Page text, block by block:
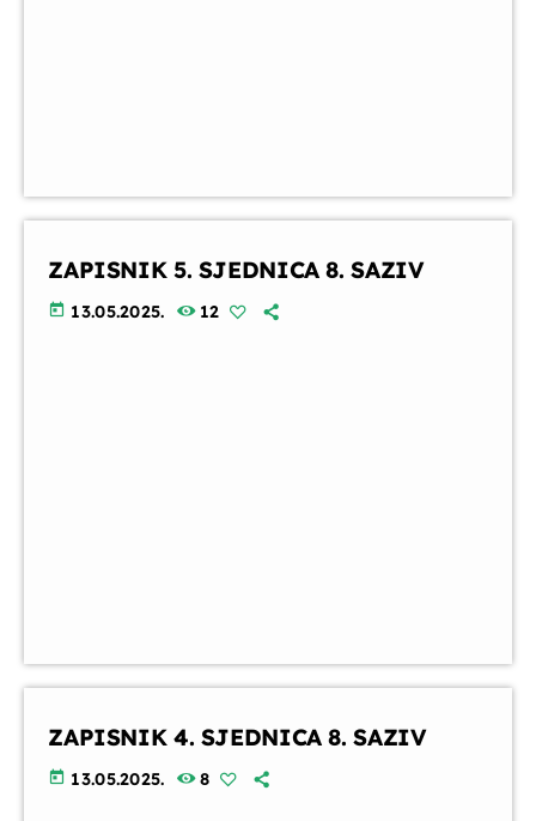
ZAPISNIK 5. SJEDNICA 8. SAZIV
today 13.05.2025. 12
ZAPISNIK 4. SJEDNICA 8. SAZIV
today 13.05.2025. 8